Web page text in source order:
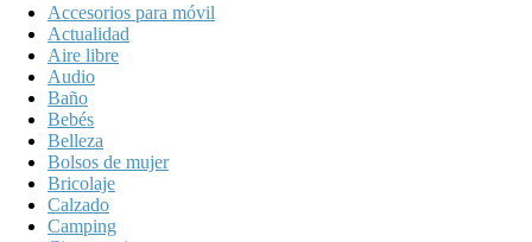
Accesorios para móvil
Actualidad
Aire libre
Audio
Baño
Bebés
Belleza
Bolsos de mujer
Bricolaje
Calzado
Camping